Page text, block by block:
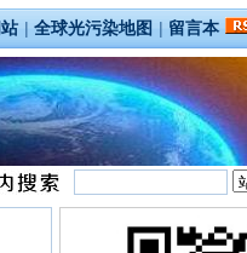
| 全球光污染地图 | 留言本